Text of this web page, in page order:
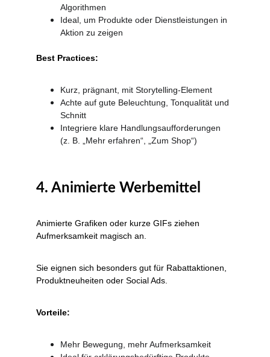
Algorithmen
Ideal, um Produkte oder Dienstleistungen in
Aktion zu zeigen
Best Practices:
Kurz, prägnant, mit Storytelling-Element
Achte auf gute Beleuchtung, Tonqualität und
Schnitt
Integriere klare Handlungsaufforderungen
(z. B. „Mehr erfahren“, „Zum Shop“)
4. Animierte Werbemittel
Animierte Grafiken oder kurze GIFs ziehen
Aufmerksamkeit magisch an.
Sie eignen sich besonders gut für Rabattaktionen,
Produktneuheiten oder Social Ads.
Vorteile:
Mehr Bewegung, mehr Aufmerksamkeit